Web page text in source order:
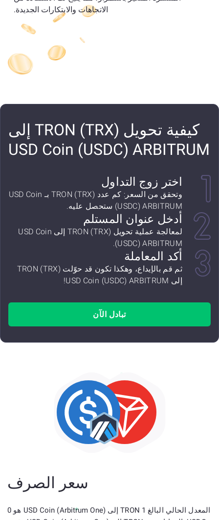
الاتجاهات والابتكارات الجديدة.
كيفية تحويل TRON (TRX) إلى
USD Coin (USDC) ARBITRUM
اختر زوج التداول
وتحقق من السعر: كم عدد TRON (TRX) بـ USD Coin
(USDC) ARBITRUM ستحصل عليه.
أدخل عنوان المستلم
لمعالجة عملية تحويل TRON (TRX) إلى USD Coin
(USDC) ARBITRUM.
أكد المعاملة
ثم قم بالإيداع، وهكذا تكون قد حوّلت TRON (TRX)
إلى USD Coin (USDC) ARBITRUM!
تبادل الآن
سعر الصرف
المعدل الحالي البالغ 1 TRON إلى USD Coin (Arbitrum One) هو 0